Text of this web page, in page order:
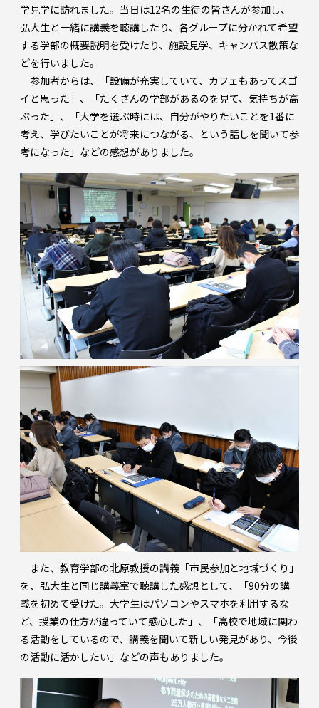
学見学に訪れました。当日は12名の生徒の皆さんが参加し、
弘大生と一緒に講義を聴講したり、各グループに分かれて希望
する学部の概要説明を受けたり、施設見学、キャンパス散策な
どを行いました。
参加者からは、「設備が充実していて、カフェもあってスゴ
イと思った」、「たくさんの学部があるのを見て、気持ちが高
ぶった」、「大学を選ぶ時には、自分がやりたいことを1番に
考え、学びたいことが将来につながる、という話しを聞いて参
考になった」などの感想がありました。
また、教育学部の北原教授の講義「市民参加と地域づくり」
を、弘大生と同じ講義室で聴講した感想として、「90分の講
義を初めて受けた。大学生はパソコンやスマホを利用するな
ど、授業の仕方が違っていて感心した」、「高校で地域に関わ
る活動をしているので、講義を聞いて新しい発見があり、今後
の活動に活かしたい」などの声もありました。